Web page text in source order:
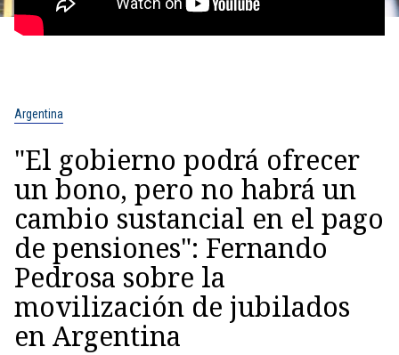
Argentina
"El gobierno podrá ofrecer
un bono, pero no habrá un
cambio sustancial en el pago
de pensiones": Fernando
Pedrosa sobre la
movilización de jubilados
en Argentina